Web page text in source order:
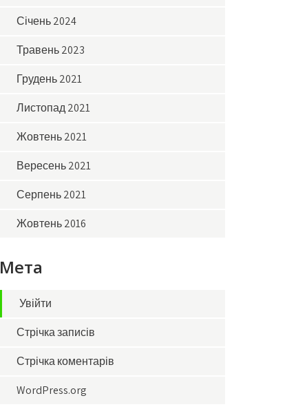
Січень 2024
Травень 2023
Грудень 2021
Листопад 2021
Жовтень 2021
Вересень 2021
Серпень 2021
Жовтень 2016
Мета
Увійти
Стрічка записів
Стрічка коментарів
WordPress.org